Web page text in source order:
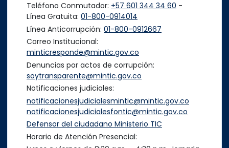
Teléfono Conmutador: +57 601 344 34 60 -
Línea Gratuita: 01-800-0914014
Línea Anticorrupción: 01-800-0912667
Correo Institucional:
minticresponde@mintic.gov.co
Denuncias por actos de corrupción:
soytransparente@mintic.gov.co
Notificaciones judiciales:
notificacionesjudicialesmintic@mintic.gov.co
notificacionesjudicialesfontic@mintic.gov.co
Defensor del ciudadano Ministerio TIC
Horario de Atención Presencial: